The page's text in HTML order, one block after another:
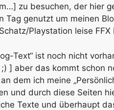
zu besuchen, der hier
Tag genutzt um meinen
Playstation leise
Text“ ist noch nicht
] aber das kommt schon
dem ich meine
und durch diese Seiten
Texte und überhaupt